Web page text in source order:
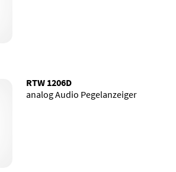
RTW 1206D
analog Audio Pegelanzeiger